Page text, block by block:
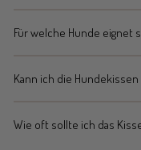
Für welche Hunde eignet
Kann ich die
Wie oft sollte ich das